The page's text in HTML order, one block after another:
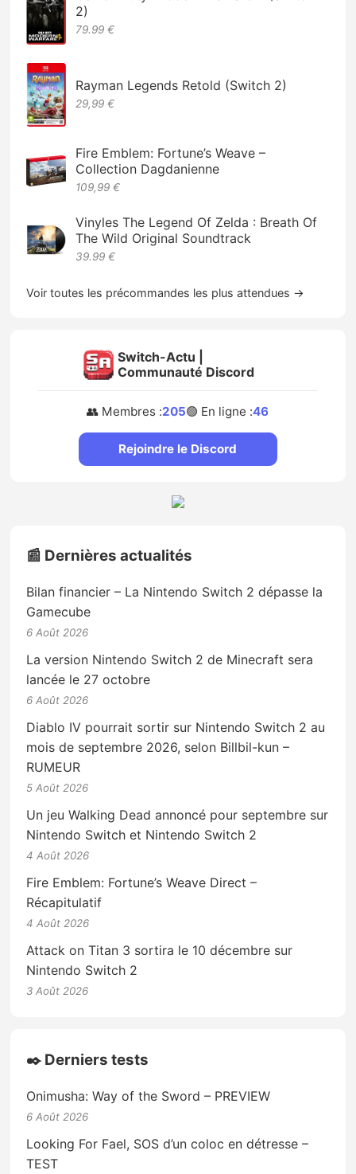
2)
79.99 €
Rayman Legends Retold (Switch 2)
29,99 €
Fire Emblem: Fortune’s Weave –
Collection Dagdanienne
109,99 €
Vinyles The Legend Of Zelda : Breath Of
The Wild Original Soundtrack
39.99 €
Voir toutes les précommandes les plus attendues →
Switch-Actu |
Communauté Discord
👥 Membres :205🟢 En ligne :46
Rejoindre le Discord
📰 Dernières actualités
Bilan financier – La Nintendo Switch 2 dépasse la
Gamecube
6 Août 2026
La version Nintendo Switch 2 de Minecraft sera
lancée le 27 octobre
6 Août 2026
Diablo IV pourrait sortir sur Nintendo Switch 2 au
mois de septembre 2026, selon Billbil-kun –
RUMEUR
5 Août 2026
Un jeu Walking Dead annoncé pour septembre sur
Nintendo Switch et Nintendo Switch 2
4 Août 2026
Fire Emblem: Fortune’s Weave Direct –
Récapitulatif
4 Août 2026
Attack on Titan 3 sortira le 10 décembre sur
Nintendo Switch 2
3 Août 2026
✒️ Derniers tests
Onimusha: Way of the Sword – PREVIEW
6 Août 2026
Looking For Fael, SOS d’un coloc en détresse –
TEST